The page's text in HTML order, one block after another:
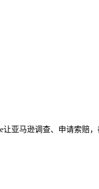
亚马逊调查、申请索赔，